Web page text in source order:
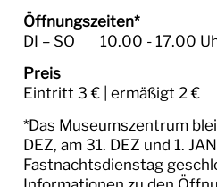
FREUNDE IN EUROPA
THEATER SAPPERLOT
TOURISMUS
Öffnungszeiten*
DI – SO 10.00 - 17.00
Preis
Eintritt 3 € | ermäßigt 2 €
*Das Museumszentrum
DEZ, am 31. DEZ und 1.
Fastnachtsdienstag